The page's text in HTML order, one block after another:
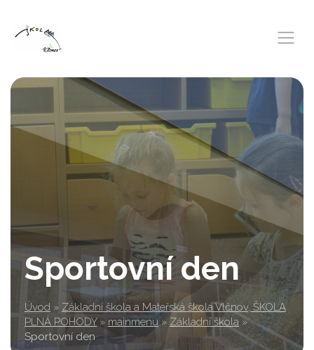
Sportovní den
Úvod » Základní škola a Mateřská škola Vlčnov, ŠKOLA
PLNÁ POHODY » mainmenu » Základní škola »
Sportovní den